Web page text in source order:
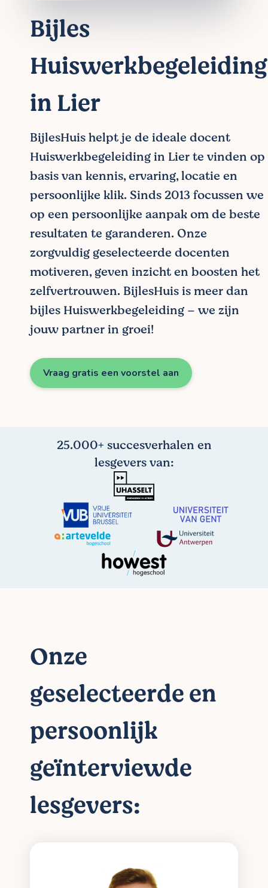
Bijles
Huiswerkbegeleiding
in Lier
BijlesHuis helpt je de ideale docent
Huiswerkbegeleiding in Lier te vinden op
basis van kennis, ervaring, locatie en
persoonlijke klik. Sinds 2013 focussen we
op een persoonlijke aanpak om de beste
resultaten te garanderen. Onze
zorgvuldig geselecteerde docenten
motiveren, geven inzicht en boosten het
zelfvertrouwen. BijlesHuis is meer dan
bijles Huiswerkbegeleiding – we zijn
jouw partner in groei!
Vraag gratis een voorstel aan
25.000+ succesverhalen en
lesgevers van:
Onze
geselecteerde en
persoonlijk
geïnterviewde
lesgevers: